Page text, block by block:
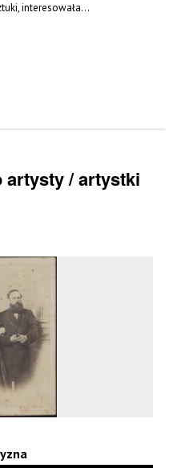
interesowała...
artysty / artystki